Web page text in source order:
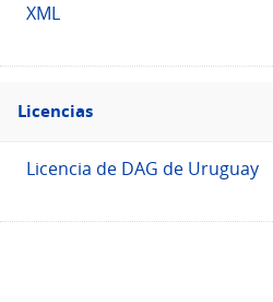
XML
Filtro
Licencias
Licencias
Licencia de DAG de Uruguay